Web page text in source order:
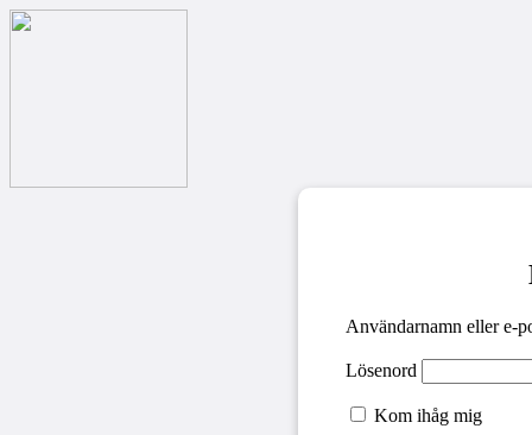
Användarnamn eller e-
Lösenord
Kom ihåg mig